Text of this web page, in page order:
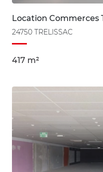
Location Commerces
24750 TRELISSAC
417 m²